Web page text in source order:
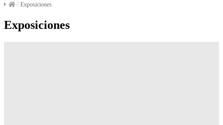
/ Exposiciones
Exposiciones